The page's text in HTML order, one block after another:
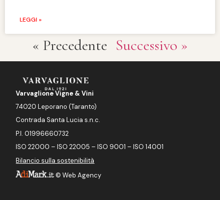
LEGGI »
« Precedente Successivo »
©Web Agency
Varvaglione Vigne & Vini
74020 Leporano (Taranto)
Contrada Santa Lucia s.n.c.
P.I. 01996660732
ISO 22000 – ISO 22005 – ISO 9001 – ISO 14001
Bilancio sulla sostenibilità